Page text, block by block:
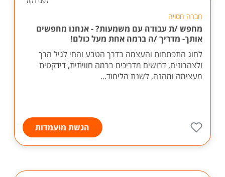
חברה חסויה
מחפש /ת עבודה עם משמעות? - אנחנו מחפשים
אותך- מדריך /ה ברמה אחת מעל כולם!
לחוג התפתחות והעצמה בדרך הטבע והחי לגיל הרך
ולצהרונים, דרושים מדריכים ברמה חוויתית, דידקטית
מעצימה ומהנה, לשנת הלימוד...
הגשת מועמדות